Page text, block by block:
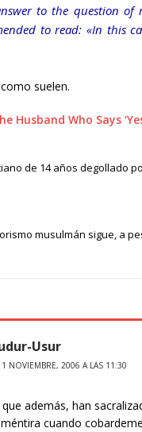
to the question of
to read: «In this
suelen.
Husband Who Says
de 14 años degollado
musulmán sigue, a
Usur
1 NOVIEMBRE, 2006 A LAS 11:30
además, han
cuando